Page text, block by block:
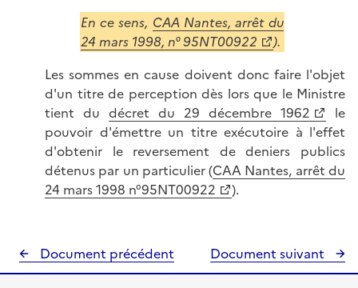
En ce sens, CAA Nantes, arrêt du
24 mars 1998, n° 95NT00922
).
Les sommes en cause doivent donc faire l'objet
d'un titre de perception dès lors que le Ministre
tient du décret du 29 décembre 1962
le
pouvoir d'émettre un titre exécutoire à l'effet
d'obtenir le reversement de deniers publics
détenus par un particulier (CAA Nantes, arrêt du
24 mars 1998 n°95NT00922
).
Document précédent Document suivant